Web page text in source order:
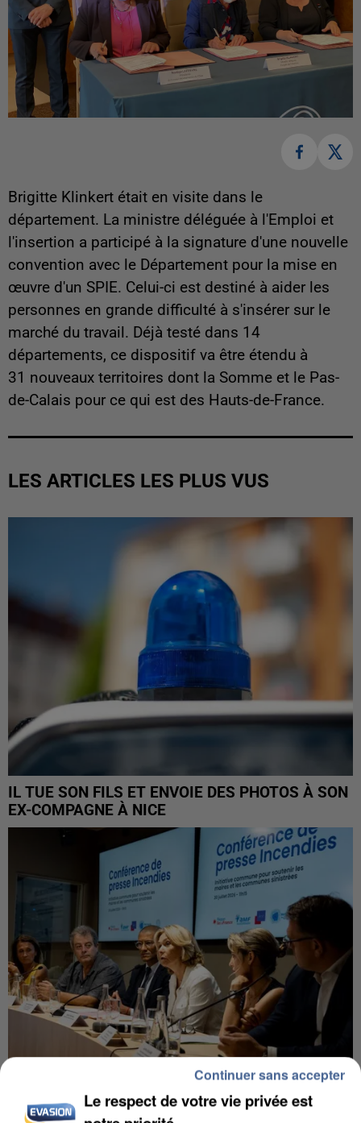
Brigitte Klinkert était en visite dans le
département. La ministre déléguée à l'Emploi et
l'insertion a participé à la signature d'une nouvelle
convention avec le Département pour la mise en
œuvre d'un SPIE. Celui-ci est destiné à aider les
personnes en grande difficulté à s'insérer sur le
marché du travail. Déjà testé dans 14
départements, ce dispositif va être étendu à
31 nouveaux territoires dont la Somme et le Pas-
de-Calais pour ce qui est des Hauts-de-France.
LES ARTICLES LES PLUS VUS
IL TUE SON FILS ET ENVOIE DES PHOTOS À SON
EX-COMPAGNE À NICE
INCENDIES : L’ÎLE-DE-FRANCE LANCE UN ÉLAN
Le respect de votre vie privée est
Continuer sans accepter